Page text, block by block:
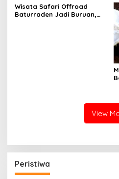
Wisata Safari Offroad
Baturraden Jadi Buruan,
View
Peristiwa